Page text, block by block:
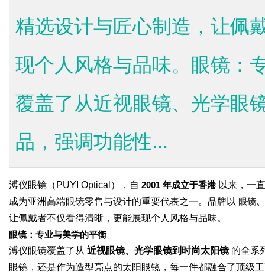
精选设计与匠心制造，让佩
现个人风格与品味。眼镜：
覆盖了从近视眼镜、光学眼
品，强调功能性...
溥仪眼镜（PUYI Optical），自 2001 年成立于香港以来，一
成为亚洲高端眼镜零售与设计的重要代表之一。品牌以 眼镜、
让佩戴者不仅看得清晰，更能展现个人风格与品味。
眼镜：专业与美学的平衡
溥仪眼镜覆盖了从 近视眼镜、光学眼镜到时尚太阳镜的全系
眼镜，还是作为造型亮点的太阳眼镜，每一件都融合了顶级